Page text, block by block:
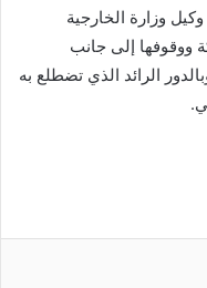
وزارة الخارجية
ووقوفها إلى جانب
الرائد الذي تضطلع به